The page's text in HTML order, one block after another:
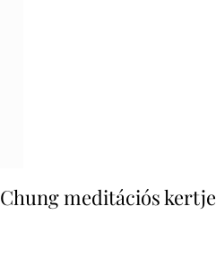
Chung meditációs kertje